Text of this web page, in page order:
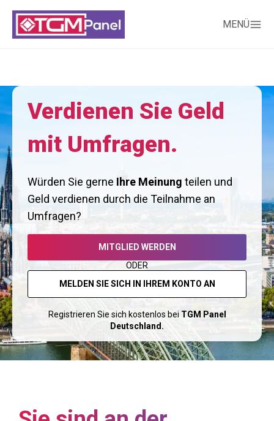
MENÜ
Verdienen Sie Geld
mit Umfragen.
Würden Sie gerne Ihre Meinung teilen und
Geld verdienen durch die Teilnahme an
Umfragen?
MITGLIED WERDEN
ODER
MELDEN SIE SICH IN IHREM KONTO AN
Registrieren Sie sich kostenlos bei TGM Panel
Deutschland.